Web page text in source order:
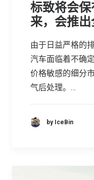
标致将会
来，会推
由于日益严格的
汽车面临着不确
价格敏感的细分
气后处理。…
by IceBin